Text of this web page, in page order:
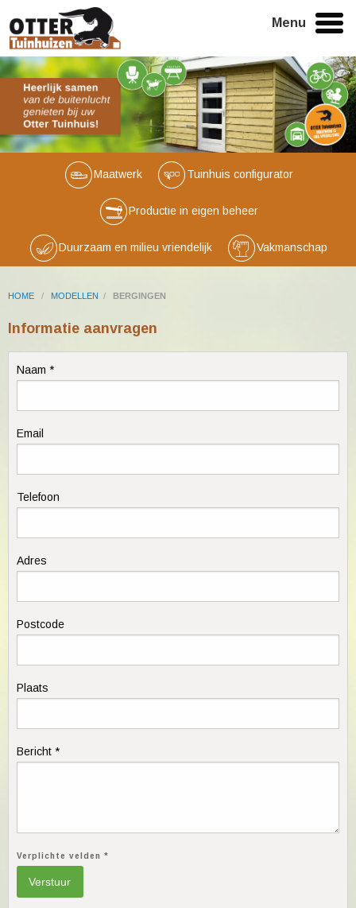
Menu
Maatwerk Tuinhuis configurator
Productie in eigen beheer
Duurzaam en milieu vriendelijk Vakmanschap
HOME / MODELLEN / BERGINGEN
Informatie aanvragen
Naam *
Email
Telefoon
Adres
Postcode
Plaats
Bericht *
Verplichte velden *